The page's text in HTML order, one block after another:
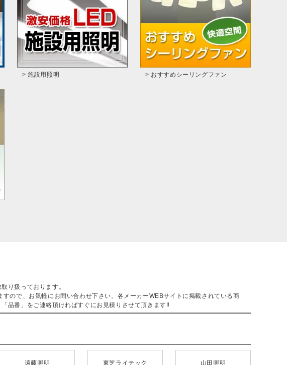
> 施設用照明 > おすすめシーリングファン
り扱っております。
ので、お気軽にお問い合わせ下さい。各メーカーWEBサイトに掲載されている商
品番」をご連絡頂ければすぐにお見積りさせて頂きます‼
遠藤照明 東芝ライテック 山田照明